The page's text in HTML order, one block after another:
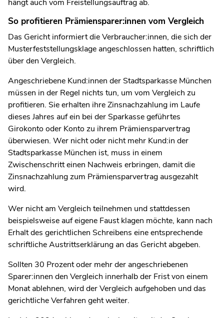
hängt auch vom Freistellungsauftrag ab.
So profitieren Prämiensparer:innen vom Vergleich
Das Gericht informiert die Verbraucher:innen, die sich der
Musterfeststellungsklage angeschlossen hatten, schriftlich
über den Vergleich.
Angeschriebene Kund:innen der Stadtsparkasse München
müssen in der Regel nichts tun, um vom Vergleich zu
profitieren. Sie erhalten ihre Zinsnachzahlung im Laufe
dieses Jahres auf ein bei der Sparkasse geführtes
Girokonto oder Konto zu ihrem Prämiensparvertrag
überwiesen. Wer nicht oder nicht mehr Kund:in der
Stadtsparkasse München ist, muss in einem
Zwischenschritt einen Nachweis erbringen, damit die
Zinsnachzahlung zum Prämiensparvertrag ausgezahlt
wird.
Wer nicht am Vergleich teilnehmen und stattdessen
beispielsweise auf eigene Faust klagen möchte, kann nach
Erhalt des gerichtlichen Schreibens eine entsprechende
schriftliche Austrittserklärung an das Gericht abgeben.
Sollten 30 Prozent oder mehr der angeschriebenen
Sparer:innen den Vergleich innerhalb der Frist von einem
Monat ablehnen, wird der Vergleich aufgehoben und das
gerichtliche Verfahren geht weiter.